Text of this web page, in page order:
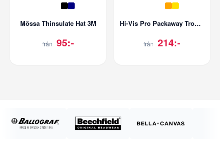
Mössa Thinsulate Hat 3M
från 95:-
Hi-Vis Pro Packaway Trousers
från 214:-